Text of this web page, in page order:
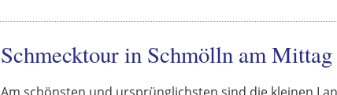
Schmecktour in Schmölln am Mittag